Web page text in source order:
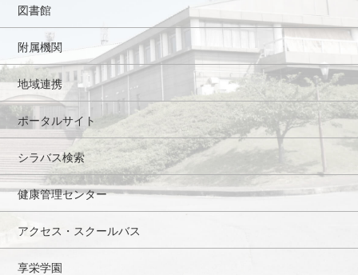
図書館
附属機関
地域連携
ポータルサイト
シラバス検索
健康管理センター
アクセス・スクールバス
享栄学園